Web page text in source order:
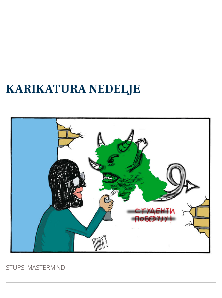
KARIKATURA NEDELJE
STUPS: MASTERMIND